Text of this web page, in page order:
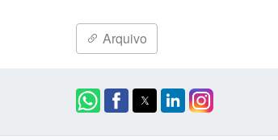
Arquivo